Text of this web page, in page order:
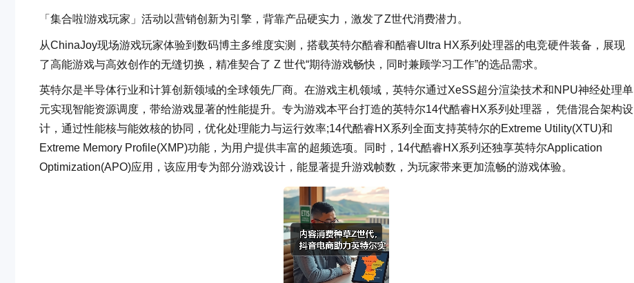
「集合啦!游戏玩家」活动以营销创新为引擎，背靠产品硬实力，激发了Z世代消费潜力。
从ChinaJoy现场游戏玩家体验到数码博主多维度实测，搭载英特尔酷睿和酷睿Ultra HX系列处理器的电竞硬件装备，展现
了高能游戏与高效创作的无缝切换，精准契合了 Z 世代“期待游戏畅快，同时兼顾学习工作”的选品需求。
英特尔是半导体行业和计算创新领域的全球领先厂商。在游戏主机领域，英特尔通过XeSS超分渲染技术和NPU神经处理单
元实现智能资源调度，带给游戏显著的性能提升。专为游戏本平台打造的英特尔14代酷睿HX系列处理器， 凭借混合架构设
计，通过性能核与能效核的协同，优化处理能力与运行效率;14代酷睿HX系列全面支持英特尔的Extreme Utility(XTU)和
Extreme Memory Profile(XMP)功能，为用户提供丰富的超频选项。同时，14代酷睿HX系列还独享英特尔Application
Optimization(APO)应用，该应用专为部分游戏设计，能显著提升游戏帧数，为玩家带来更加流畅的游戏体验。